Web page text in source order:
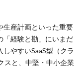
生産計画といった重要
「経験と勘」にいまだ
やすいSaaS型（クラ
スと、中堅・中小企業